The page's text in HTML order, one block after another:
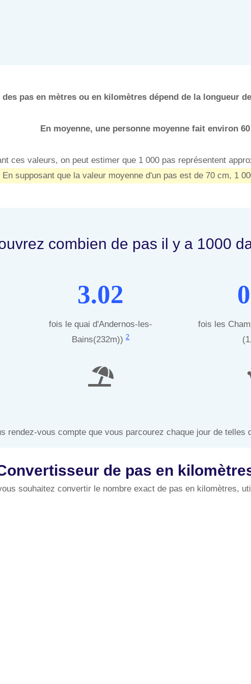
pas en mètres ou en kilomètres dépend de la longueur
En moyenne, une personne moyenne fait environ
ces valeurs, on peut estimer que 1 000 pas représentent
En supposant que la valeur moyenne d'un pas est de 70 cm, 1
combien de pas il y a 1000
3.02
fois le quai d'Andernos-les-
Bains(232m))2
fois les
rendez-vous compte que vous parcourez chaque jour de telles
de pas en
souhaitez convertir le nombre exact de pas en kilomètres,